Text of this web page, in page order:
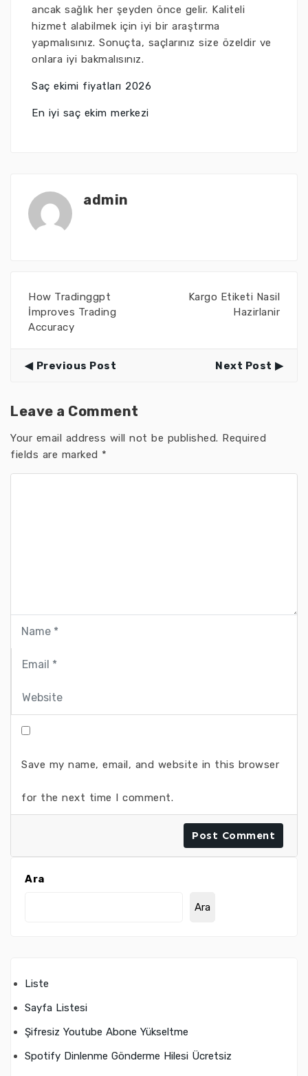
ancak sağlık her şeyden önce gelir. Kaliteli
hizmet alabilmek için iyi bir araştırma
yapmalısınız. Sonuçta, saçlarınız size özeldir ve
onlara iyi bakmalısınız.
Saç ekimi fiyatları 2026
En iyi saç ekim merkezi
admin
How Tradinggpt
İmproves Trading
Accuracy
Kargo Etiketi Nasil
Hazirlanir
Previous Post Next Post
Leave a Comment
Your email address will not be published. Required
fields are marked *
Save my name, email, and website in this browser
for the next time I comment.
Ara
Ara
Liste
Sayfa Listesi
Şifresiz Youtube Abone Yükseltme
Spotify Dinlenme Gönderme Hilesi Ücretsiz